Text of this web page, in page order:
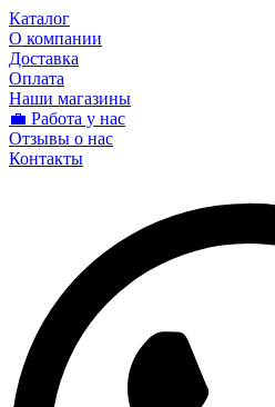
Каталог
О компании
Доставка
Оплата
Наши магазины
💼 Работа у нас
Отзывы о нас
Контакты